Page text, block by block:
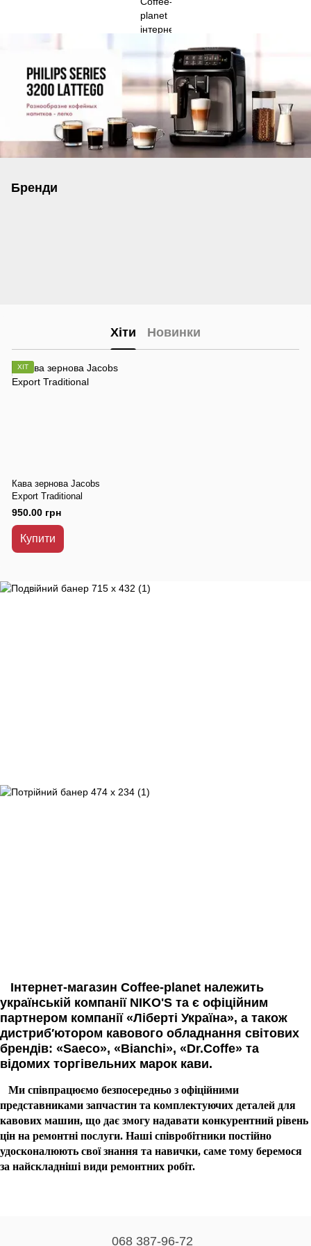
Бренди
Хіти Новинки
ХІТ
Кава зернова Jacobs
Export Traditional
950.00 грн
Купити
Інтернет-магазин Coffee-planet належить
українській компанії NIKO'S та є офіційним
партнером компанії «Ліберті Україна», а також
дистриб′ютором кавового обладнання світових
брендів: «Saeco», «Bianchi», «Dr.Coffe» та
відомих торгівельних марок кави.
Ми співпрацюємо безпосередньо з офіційними
представниками запчастин та комплектуючих деталей для
кавових машин, що дає змогу надавати конкурентний рівень
цін на ремонтні послуги. Наші співробітники постійно
удосконалюють свої знання та навички, саме тому беремося
за найскладніші види ремонтних робіт.
068 387-96-72